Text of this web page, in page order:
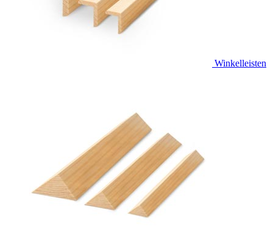
Winkelleisten